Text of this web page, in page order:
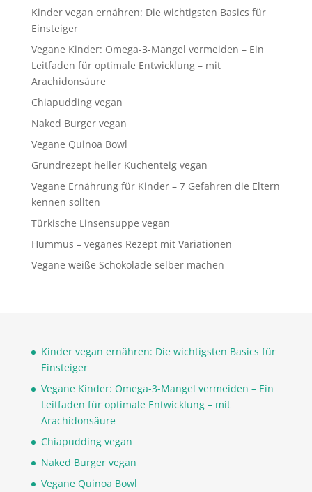
Kinder vegan ernähren: Die wichtigsten Basics für
Einsteiger
Vegane Kinder: Omega-3-Mangel vermeiden – Ein
Leitfaden für optimale Entwicklung – mit
Arachidonsäure
Chiapudding vegan
Naked Burger vegan
Vegane Quinoa Bowl
Grundrezept heller Kuchenteig vegan
Vegane Ernährung für Kinder – 7 Gefahren die Eltern
kennen sollten
Türkische Linsensuppe vegan
Hummus – veganes Rezept mit Variationen
Vegane weiße Schokolade selber machen
Kinder vegan ernähren: Die wichtigsten Basics für
Einsteiger
Vegane Kinder: Omega-3-Mangel vermeiden – Ein
Leitfaden für optimale Entwicklung – mit
Arachidonsäure
Chiapudding vegan
Naked Burger vegan
Vegane Quinoa Bowl